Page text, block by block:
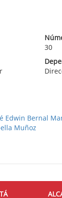
30
Edwin Bernal
Muñoz